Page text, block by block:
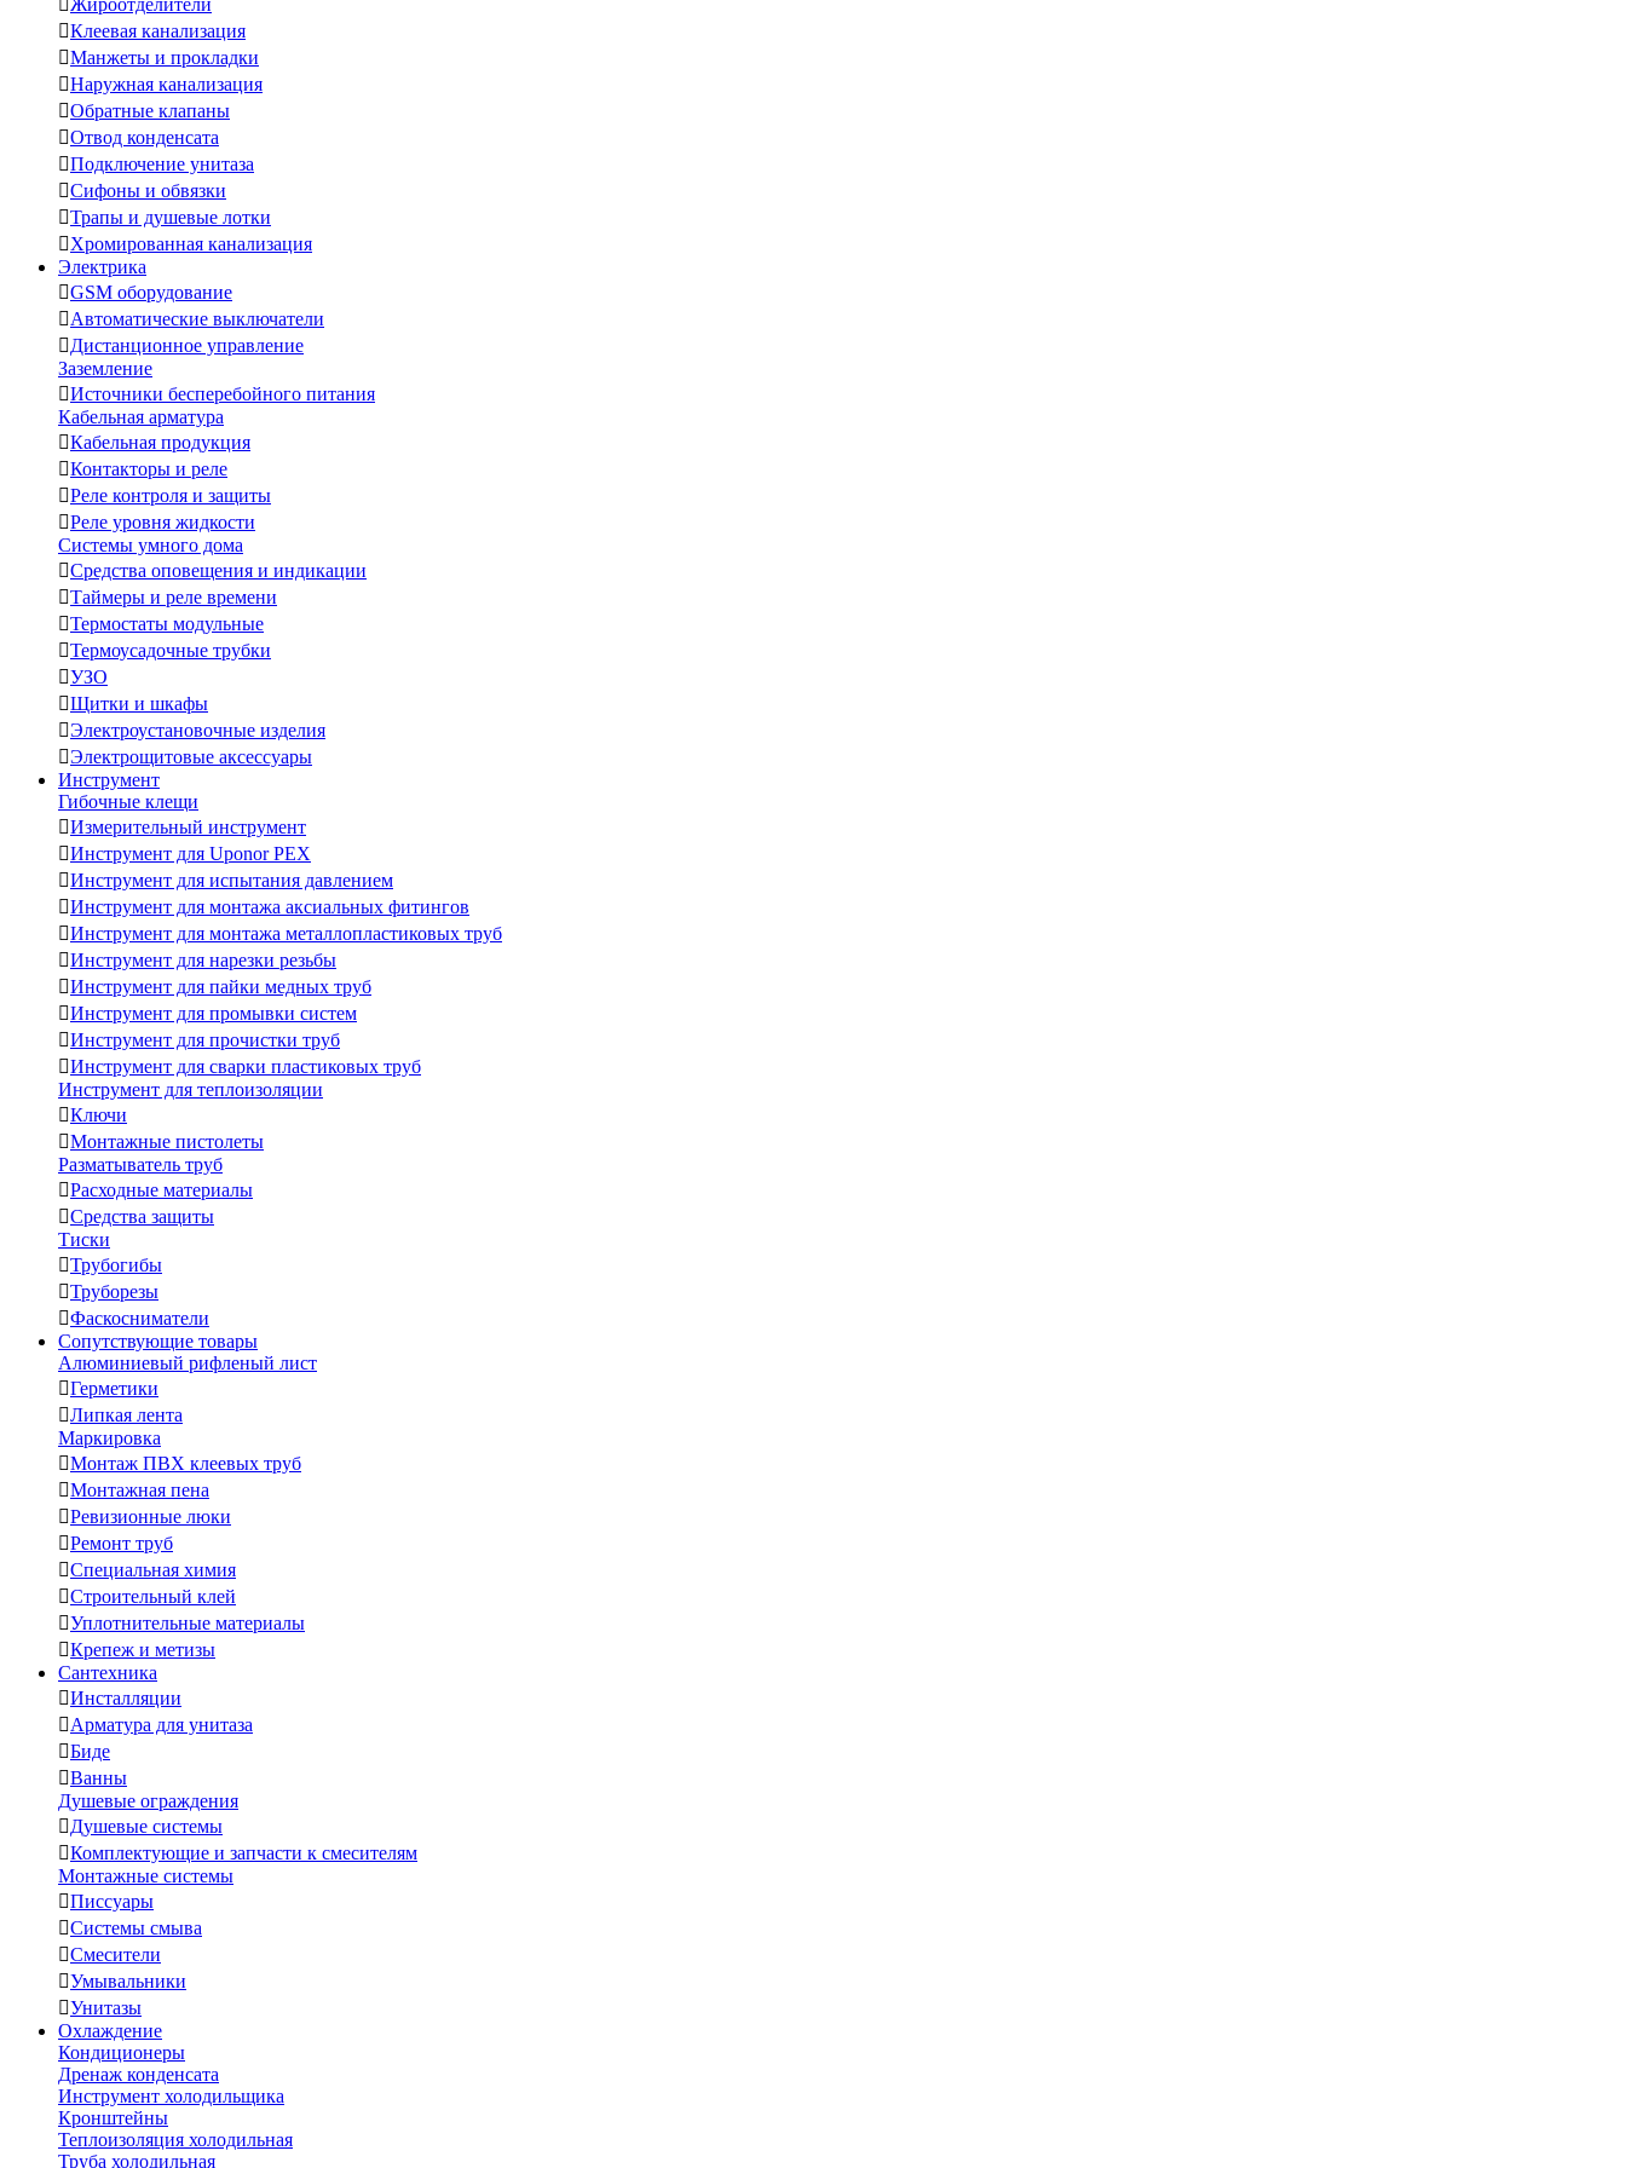
Жироотделители
Клеевая канализация
Манжеты и прокладки
Наружная канализация
Обратные клапаны
Отвод конденсата
Подключение унитаза
Сифоны и обвязки
Трапы и душевые лотки
Хромированная канализация
Электрика
GSM оборудование
Автоматические выключатели
Дистанционное управление
Заземление
Источники бесперебойного питания
Кабельная арматура
Кабельная продукция
Контакторы и реле
Реле контроля и защиты
Реле уровня жидкости
Системы умного дома
Средства оповещения и индикации
Таймеры и реле времени
Термостаты модульные
Термоусадочные трубки
УЗО
Щитки и шкафы
Электроустановочные изделия
Электрощитовые аксессуары
Инструмент
Гибочные клещи
Измерительный инструмент
Инструмент для Uponor PEX
Инструмент для испытания давлением
Инструмент для монтажа аксиальных фитингов
Инструмент для монтажа металлопластиковых труб
Инструмент для нарезки резьбы
Инструмент для пайки медных труб
Инструмент для промывки систем
Инструмент для прочистки труб
Инструмент для сварки пластиковых труб
Инструмент для теплоизоляции
Ключи
Монтажные пистолеты
Разматыватель труб
Расходные материалы
Средства защиты
Тиски
Трубогибы
Труборезы
Фаскосниматели
Сопутствующие товары
Алюминиевый рифленый лист
Герметики
Липкая лента
Маркировка
Монтаж ПВХ клеевых труб
Монтажная пена
Ревизионные люки
Ремонт труб
Специальная химия
Строительный клей
Уплотнительные материалы
Крепеж и метизы
Сантехника
Инсталляции
Арматура для унитаза
Биде
Ванны
Душевые ограждения
Душевые системы
Комплектующие и запчасти к смесителям
Монтажные системы
Писсуары
Системы смыва
Смесители
Умывальники
Унитазы
Охлаждение
Кондиционеры
Дренаж конденсата
Инструмент холодильщика
Кронштейны
Теплоизоляция холодильная
Труба холодильная